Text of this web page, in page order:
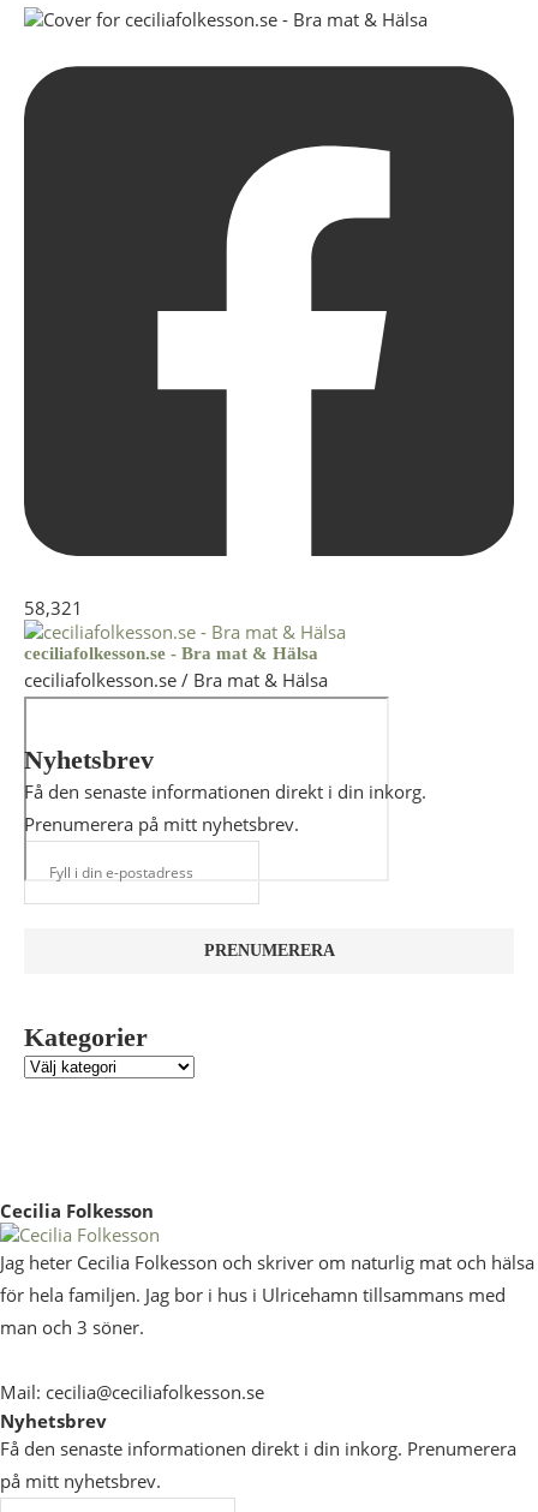
58,321
ceciliafolkesson.se - Bra mat & Hälsa
ceciliafolkesson.se / Bra mat & Hälsa
Nyhetsbrev
Få den senaste informationen direkt i din inkorg.
Prenumerera på mitt nyhetsbrev.
Kategorier
Cecilia Folkesson
Jag heter Cecilia Folkesson och skriver om naturlig mat och hälsa
för hela familjen. Jag bor i hus i Ulricehamn tillsammans med
man och 3 söner.
Mail: cecilia@ceciliafolkesson.se
Nyhetsbrev
Få den senaste informationen direkt i din inkorg. Prenumerera
på mitt nyhetsbrev.